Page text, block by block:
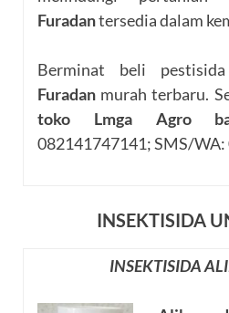
Furadantersedia dalam
Berminat beli
Furadan murah terbaru.
toko Lmga Agro
082141747141; SMS/
INSEKTISIDA
INSEKTISIDA